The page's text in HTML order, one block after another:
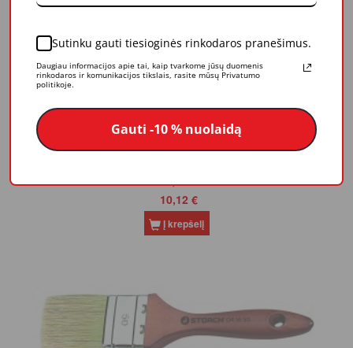
Akcija
0,5 l
10,12 €
Į krepšelį
Sutinku gauti tiesioginės rinkodaros pranešimus.
Daugiau informacijos apie tai, kaip tvarkome jūsų duomenis
rinkodaros ir komunikacijos tikslais, rasite mūsų Privatumo
politikoje.
Gauti -10 % nuolaidą